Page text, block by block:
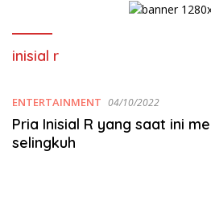
inisial r
ENTERTAINMENT 04/10/2022
Pria Inisial R yang saat ini
selingkuh